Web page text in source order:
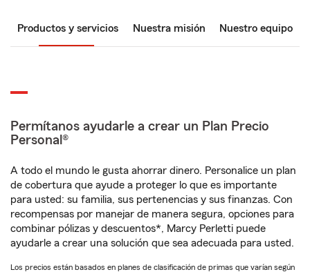
Productos y servicios Nuestra misión Nuestro equipo
Permítanos ayudarle a crear un Plan Precio
Personal®
A todo el mundo le gusta ahorrar dinero. Personalice un plan
de cobertura que ayude a proteger lo que es importante
para usted: su familia, sus pertenencias y sus finanzas. Con
recompensas por manejar de manera segura, opciones para
combinar pólizas y descuentos*, Marcy Perletti puede
ayudarle a crear una solución que sea adecuada para usted.
Los precios están basados en planes de clasificación de primas que varían según